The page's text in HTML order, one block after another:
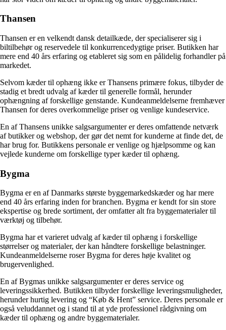
Thansen
Thansen er en velkendt dansk detailkæde, der specialiserer sig i
biltilbehør og reservedele til konkurrencedygtige priser. Butikken har
mere end 40 års erfaring og etableret sig som en pålidelig forhandler på
markedet.
Selvom kæder til ophæng ikke er Thansens primære fokus, tilbyder de
stadig et bredt udvalg af kæder til generelle formål, herunder
ophængning af forskellige genstande. Kundeanmeldelserne fremhæver
Thansen for deres overkommelige priser og venlige kundeservice.
En af Thansens unikke salgsargumenter er deres omfattende netværk
af butikker og webshop, der gør det nemt for kunderne at finde det, de
har brug for. Butikkens personale er venlige og hjælpsomme og kan
vejlede kunderne om forskellige typer kæder til ophæng.
Bygma
Bygma er en af Danmarks største byggemarkedskæder og har mere
end 40 års erfaring inden for branchen. Bygma er kendt for sin store
ekspertise og brede sortiment, der omfatter alt fra byggematerialer til
værktøj og tilbehør.
Bygma har et varieret udvalg af kæder til ophæng i forskellige
størrelser og materialer, der kan håndtere forskellige belastninger.
Kundeanmeldelserne roser Bygma for deres høje kvalitet og
brugervenlighed.
En af Bygmas unikke salgsargumenter er deres service og
leveringssikkerhed. Butikken tilbyder forskellige leveringsmuligheder,
herunder hurtig levering og “Køb & Hent” service. Deres personale er
også veluddannet og i stand til at yde professionel rådgivning om
kæder til ophæng og andre byggematerialer.